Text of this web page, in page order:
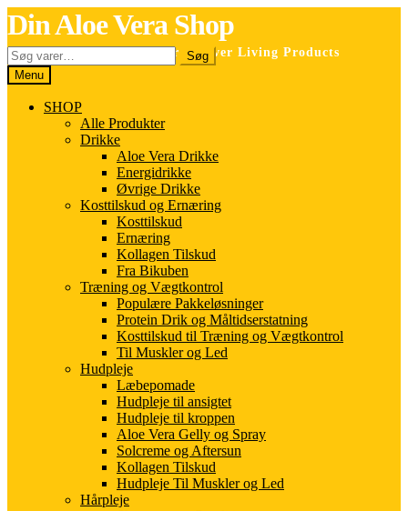
Spring
til
navigation
Spring
til
indhold
Din Aloe Vera Shop
Selvstændig forhandler for Forever Living Products
Søg
efter:
Søg
Menu
SHOP
Alle Produkter
Drikke
Aloe Vera Drikke
Energidrikke
Øvrige Drikke
Kosttilskud og Ernæring
Kosttilskud
Ernæring
Kollagen Tilskud
Fra Bikuben
Træning og Vægtkontrol
Populære Pakkeløsninger
Protein Drik og Måltidserstatning
Kosttilskud til Træning og Vægtkontrol
Til Muskler og Led
Hudpleje
Læbepomade
Hudpleje til ansigtet
Hudpleje til kroppen
Aloe Vera Gelly og Spray
Solcreme og Aftersun
Kollagen Tilskud
Hudpleje Til Muskler og Led
Hårpleje